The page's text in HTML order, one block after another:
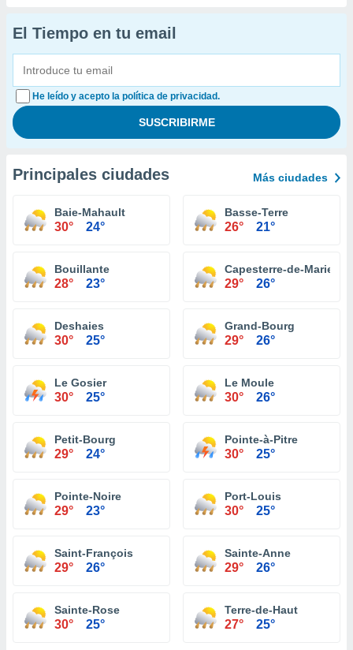
El Tiempo en tu email
He leído y acepto la política de privacidad.
Principales ciudades Más ciudades
Baie-Mahault
30° 24°
Basse-Terre
26° 21°
Bouillante
28° 23°
Capesterre-de-Marie-
29° 26°
Deshaies
30° 25°
Grand-Bourg
29° 26°
Le Gosier
30° 25°
Le Moule
30° 26°
Petit-Bourg
29° 24°
Pointe-à-Pitre
30° 25°
Pointe-Noire
29° 23°
Port-Louis
30° 25°
Saint-François
29° 26°
Sainte-Anne
29° 26°
Sainte-Rose
30° 25°
Terre-de-Haut
27° 25°